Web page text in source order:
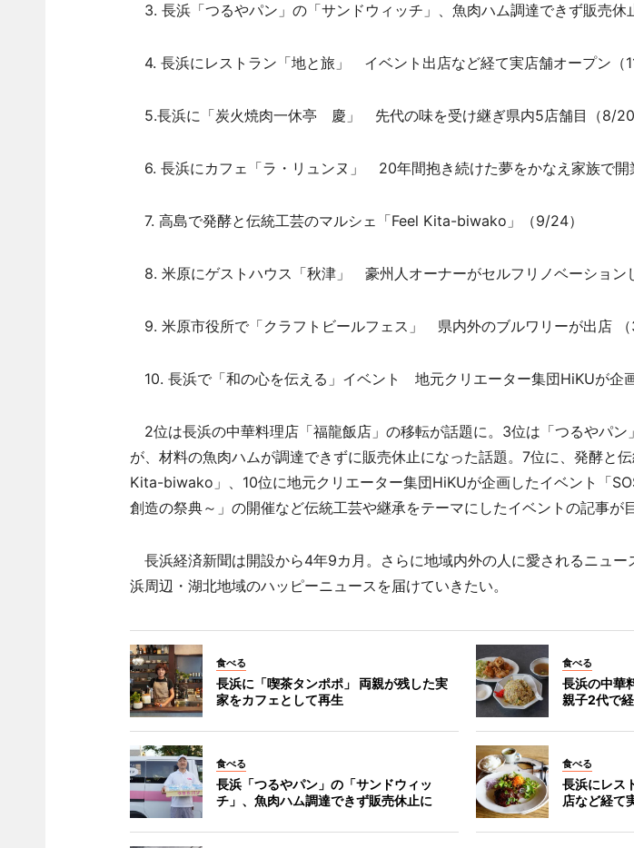
3. 長浜「つるやパン」の「サンドウィッチ」、魚肉ハム調達できず販売休
4. 長浜にレストラン「地と旅」 イベント出店など経て実店舗オープン（
5.長浜に「炭火焼肉一休亭 慶」 先代の味を受け継ぎ県内5店舗目（8/20
6. 長浜にカフェ「ラ・リュンヌ」 20年間抱き続けた夢をかなえ家族で開
7. 高島で発酵と伝統工芸のマルシェ「Feel Kita-biwako」（9/24）
8. 米原にゲストハウス「秋津」 豪州人オーナーがセルフリノベーション
9. 米原市役所で「クラフトビールフェス」 県内外のブルワリーが出店 （
10. 長浜で「和の心を伝える」イベント 地元クリエーター集団HiKUが企画
2位は長浜の中華料理店「福龍飯店」の移転が話題に。3位は「つるやパン
が、材料の魚肉ハムが調達できずに販売休止になった話題。7位に、発酵と
Kita-biwako」、10位に地元クリエーター集団HiKUが企画したイベント「
創造の祭典～」の開催など伝統工芸や継承をテーマにしたイベントの記事が
長浜経済新聞は開設から4年9カ月。さらに地域内外の人に愛されるニュー
浜周辺・湖北地域のハッピーニュースを届けていきたい。
食べる
長浜に「喫茶タンポポ」 両親が残した実
家をカフェとして再生
食べる
長浜の中華
親子2代で
食べる
長浜「つるやパン」の「サンドウィッ
チ」、魚肉ハム調達できず販売休止に
食べる
長浜にレス
店など経て